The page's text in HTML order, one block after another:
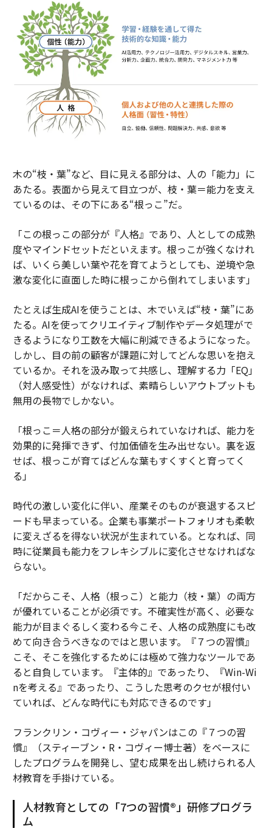
木の“枝・葉”など、目に見える部分は、人の「能力」に
あたる。表面から見えて目立つが、枝・葉＝能力を支え
ているのは、その下にある“根っこ”だ。
「この根っこの部分が『人格』であり、人としての成熟
度やマインドセットだといえます。根っこが強くなけれ
ば、いくら美しい葉や花を育てようとしても、逆境や急
激な変化に直面した時に根っこから倒れてしまいます」
たとえば生成AIを使うことは、木でいえば“枝・葉”にあ
たる。AIを使ってクリエイティブ制作やデータ処理がで
きるようになり工数を大幅に削減できるようになった。
しかし、目の前の顧客が課題に対してどんな思いを抱え
ているか。それを汲み取って共感し、理解する力「EQ」
（対人感受性）がなければ、素晴らしいアウトプットも
無用の長物でしかない。
「根っこ＝人格の部分が鍛えられていなければ、能力を
効果的に発揮できず、付加価値を生み出せない。裏を返
せば、根っこが育てばどんな葉もすくすくと育ってく
る」
時代の激しい変化に伴い、産業そのものが衰退するスピ
ードも早まっている。企業も事業ポートフォリオも柔軟
に変えざるを得ない状況が生まれている。となれば、同
時に従業員も能力をフレキシブルに変化させなければな
らない。
「だからこそ、人格（根っこ）と能力（枝・葉）の両方
が優れていることが必須です。不確実性が高く、必要な
能力が目まぐるしく変わる今こそ、人格の成熟度にも改
めて向き合うべきなのではと思います。『７つの習慣』
こそ、そこを強化するためには極めて強力なツールであ
ると自負しています。『主体的』であったり、『Win-Wi
nを考える』であったり、こうした思考のクセが根付い
ていれば、どんな時代にも対応できるのです」
フランクリン・コヴィー・ジャパンはこの『７つの習
慣』（スティーブン・R・コヴィー博士著）をベースに
したプログラムを開発し、望む成果を出し続けられる人
材教育を手掛けている。
人材教育としての「7つの習慣®」研修プログラ
ム